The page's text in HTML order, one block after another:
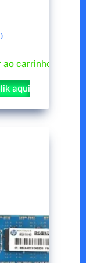
carrinho
aqui